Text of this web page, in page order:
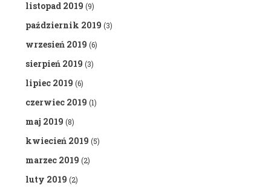
listopad 2019 (9)
październik 2019 (3)
wrzesień 2019 (6)
sierpień 2019 (3)
lipiec 2019 (6)
czerwiec 2019 (1)
maj 2019 (8)
kwiecień 2019 (5)
marzec 2019 (2)
luty 2019 (2)